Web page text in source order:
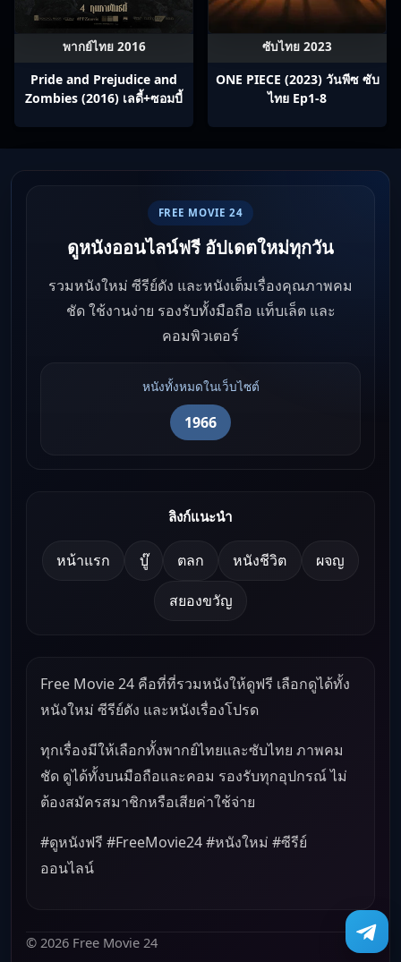
พากย์ไทย 2016
Pride and Prejudice and
Zombies (2016) เลดี้+ซอมบี้
ซับไทย 2023
ONE PIECE (2023) วันพีซ ซับ
ไทย Ep1-8
FREE MOVIE 24
ดูหนังออนไลน์ฟรี อัปเดตใหม่ทุกวัน
รวมหนังใหม่ ซีรีย์ดัง และหนังเต็มเรื่องคุณภาพคม
ชัด ใช้งานง่าย รองรับทั้งมือถือ แท็บเล็ต และ
คอมพิวเตอร์
หนังทั้งหมดในเว็บไซต์
1966
ลิงก์แนะนำ
หน้าแรก บู๊ ตลก หนังชีวิต ผจญ
สยองขวัญ
Free Movie 24 คือที่ที่รวมหนังให้ดูฟรี เลือกดูได้ทั้ง
หนังใหม่ ซีรีย์ดัง และหนังเรื่องโปรด
ทุกเรื่องมีให้เลือกทั้งพากย์ไทยและซับไทย ภาพคม
ชัด ดูได้ทั้งบนมือถือและคอม รองรับทุกอุปกรณ์ ไม่
ต้องสมัครสมาชิกหรือเสียค่าใช้จ่าย
#ดูหนังฟรี #FreeMovie24 #หนังใหม่ #ซีรีย์
ออนไลน์
© 2026 Free Movie 24